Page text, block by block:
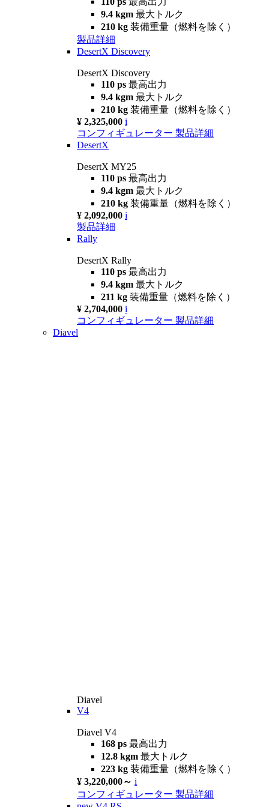
9.4 kgm 最大トルク
210 kg 装備重量（燃料を除く）
製品詳細
DesertX Discovery
DesertX Discovery
110 ps 最高出力
9.4 kgm 最大トルク
210 kg 装備重量（燃料を除く）
¥ 2,325,000 i
コンフィギュレーター 製品詳細
DesertX
DesertX MY25
110 ps 最高出力
9.4 kgm 最大トルク
210 kg 装備重量（燃料を除く）
¥ 2,092,000 i
製品詳細
Rally
DesertX Rally
110 ps 最高出力
9.4 kgm 最大トルク
211 kg 装備重量（燃料を除く）
¥ 2,704,000 i
コンフィギュレーター 製品詳細
Diavel
Diavel
V4
Diavel V4
168 ps 最高出力
12.8 kgm 最大トルク
223 kg 装備重量（燃料を除く）
¥ 3,220,000～ i
コンフィギュレーター 製品詳細